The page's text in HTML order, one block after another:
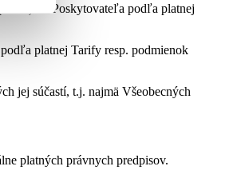
od Poskytovateľa podľa platnej
platnej Tarify resp. podmienok
jej súčastí, t.j. najmä Všeobecných
platných právnych predpisov.